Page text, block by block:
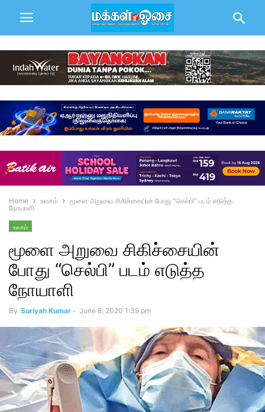
Home உலகம்
மூளை அறுவை சிகிச்சையின் போது “செல்பி” படம் எடுத்த
நோயாளி
உலகம்
மூளை அறுவை சிகிச்சையின்
போது “செல்பி” படம் எடுத்த
நோயாளி
By Suriyah Kumar - June 8, 2020 1:39 pm